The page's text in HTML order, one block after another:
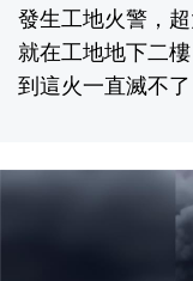
發生工地火警，
就在工地地下二
到這火一直滅不